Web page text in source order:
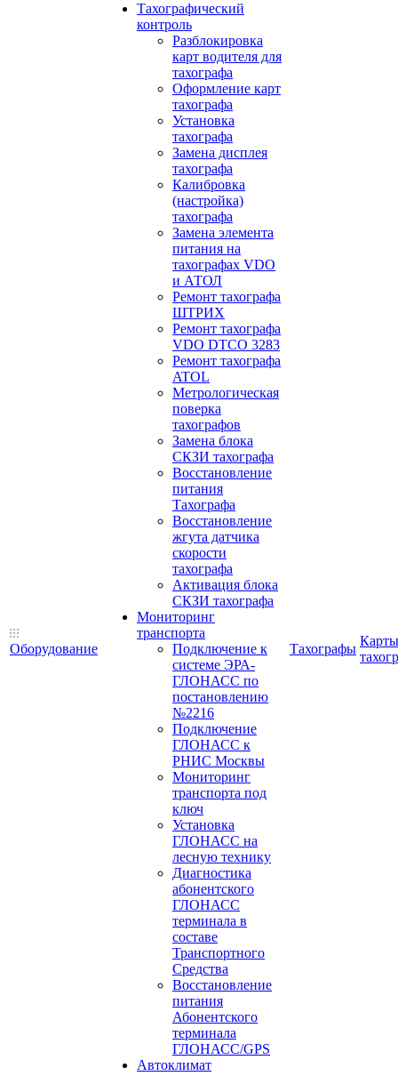
Оборудование
Тахографический
контроль
Разблокировка
карт водителя для
тахографа
Оформление карт
тахографа
Установка
тахографа
Замена дисплея
тахографа
Калибровка
(настройка)
тахографа
Замена элемента
питания на
тахографах VDO
и АТОЛ
Ремонт тахографа
ШТРИХ
Ремонт тахографа
VDO DTCO 3283
Ремонт тахографа
ATOL
Метрологическая
поверка
тахографов
Замена блока
СКЗИ тахографа
Восстановление
питания
Тахографа
Восстановление
жгута датчика
скорости
тахографа
Активация блока
СКЗИ тахографа
Мониторинг
транспорта
Подключение к
системе ЭРА-
ГЛОНАСС по
постановлению
№2216
Подключение
ГЛОНАСС к
РНИС Москвы
Мониторинг
транспорта под
ключ
Установка
ГЛОНАСС на
лесную технику
Диагностика
абонентского
ГЛОНАСС
терминала в
составе
Транспортного
Средства
Восстановление
питания
Абонентского
терминала
ГЛОНАСС/GPS
Автоклимат
Тахографы
Карты